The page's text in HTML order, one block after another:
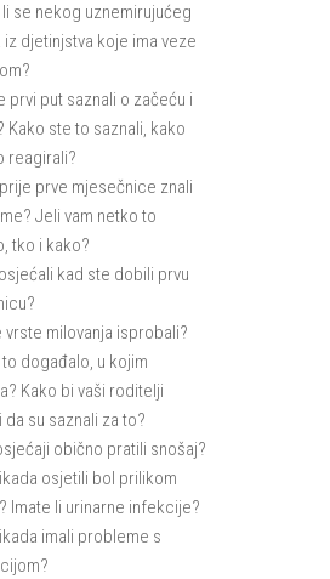
se nekog uznemirujućeg
iz djetinjstva koje ima veze
prvi put saznali o začeću i
Kako ste to saznali, kako
reagirali?
prve mjesečnice znali
Jeli vam netko to
tko i kako?
kad ste dobili prvu
vrste milovanja isprobali?
događalo, u kojim
Kako bi vaši roditelji
da su saznali za to?
obično pratili snošaj?
osjetili bol prilikom
Imate li urinarne infekcije?
imali probleme s